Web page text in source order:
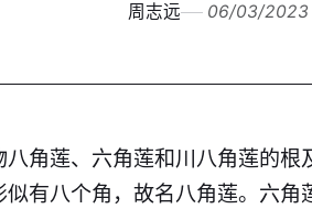
周志远 06/03/2023
角莲、六角莲和川八角莲的根
有八个角，故名八角莲。六